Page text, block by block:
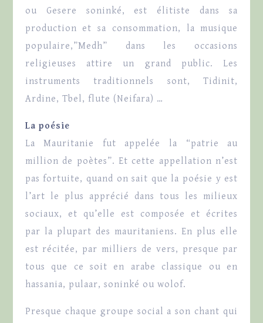
ou Gesere soninké, est élitiste dans sa
production et sa consommation, la musique
populaire,”Medh” dans les occasions
religieuses attire un grand public. Les
instruments traditionnels sont, Tidinit,
Ardine, Tbel, flute (Neifara) …
La poésie
La Mauritanie fut appelée la “patrie au
million de poètes”. Et cette appellation n’est
pas fortuite, quand on sait que la poésie y est
l’art le plus apprécié dans tous les milieux
sociaux, et qu’elle est composée et écrites
par la plupart des mauritaniens. En plus elle
est récitée, par milliers de vers, presque par
tous que ce soit en arabe classique ou en
hassania, pulaar, soninké ou wolof.
Presque chaque groupe social a son chant qui